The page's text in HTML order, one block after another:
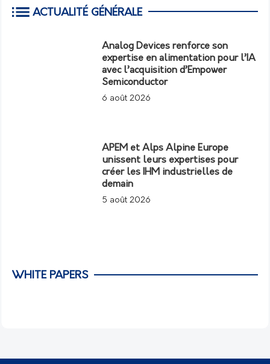
ACTUALITÉ GÉNÉRALE
Analog Devices renforce son
expertise en alimentation pour l’IA
avec l’acquisition d’Empower
Semiconductor
6 août 2026
APEM et Alps Alpine Europe
unissent leurs expertises pour
créer les IHM industrielles de
demain
5 août 2026
WHITE PAPERS